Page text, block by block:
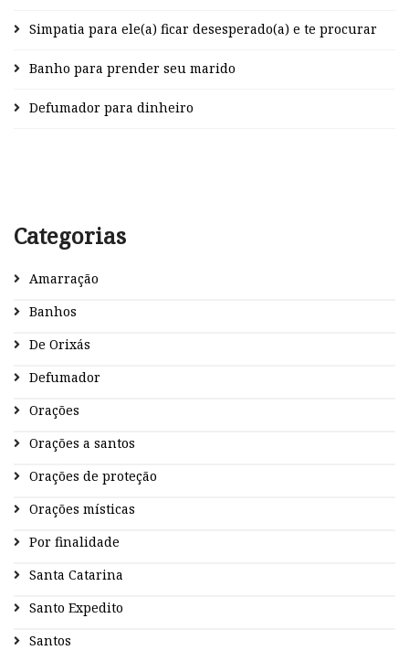
Simpatia para ele(a) ficar desesperado(a) e te procurar
Banho para prender seu marido
Defumador para dinheiro
Categorias
Amarração
Banhos
De Orixás
Defumador
Orações
Orações a santos
Orações de proteção
Orações místicas
Por finalidade
Santa Catarina
Santo Expedito
Santos